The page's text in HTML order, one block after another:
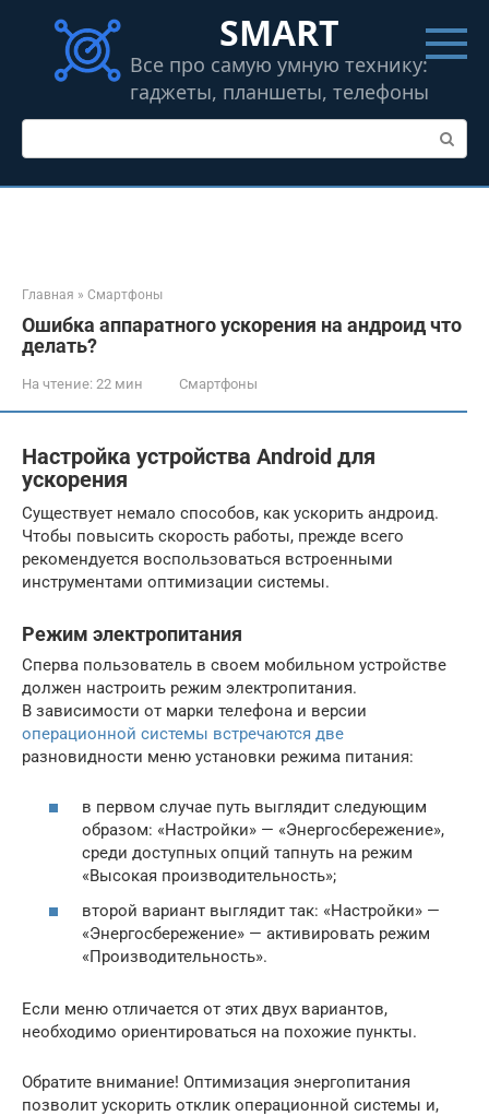
контенту
SMART
Все про самую умную технику:
гаджеты, планшеты, телефоны
Поиск:
Главная » Смартфоны
Ошибка аппаратного ускорения на андроид что
делать?
На чтение: 22 мин Смартфоны
Настройка устройства Android для
ускорения
Существует немало способов, как ускорить андроид.
Чтобы повысить скорость работы, прежде всего
рекомендуется воспользоваться встроенными
инструментами оптимизации системы.
Режим электропитания
Сперва пользователь в своем мобильном устройстве
должен настроить режим электропитания.
В зависимости от марки телефона и версии
операционной системы встречаются две
разновидности меню установки режима питания:
в первом случае путь выглядит следующим
образом: «Настройки» — «Энергосбережение»,
среди доступных опций тапнуть на режим
«Высокая производительность»;
второй вариант выглядит так: «Настройки» —
«Энергосбережение» — активировать режим
«Производительность».
Если меню отличается от этих двух вариантов,
необходимо ориентироваться на похожие пункты.
Обратите внимание! Оптимизация энергопитания
позволит ускорить отклик операционной системы и,